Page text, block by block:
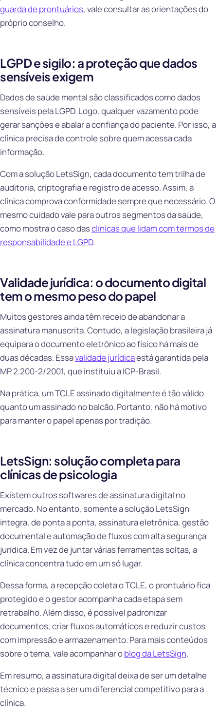
guarda de prontuários, vale consultar as orientações do
próprio conselho.
LGPD e sigilo: a proteção que dados
sensíveis exigem
Dados de saúde mental são classificados como dados
sensíveis pela LGPD. Logo, qualquer vazamento pode
gerar sanções e abalar a confiança do paciente. Por isso, a
clínica precisa de controle sobre quem acessa cada
informação.
Com a solução LetsSign, cada documento tem trilha de
auditoria, criptografia e registro de acesso. Assim, a
clínica comprova conformidade sempre que necessário. O
mesmo cuidado vale para outros segmentos da saúde,
como mostra o caso dasclínicas que lidam com termos de
responsabilidade e LGPD.
Validade jurídica: o documento digital
tem o mesmo peso do papel
Muitos gestores ainda têm receio de abandonar a
assinatura manuscrita. Contudo, a legislação brasileira já
equipara o documento eletrônico ao físico há mais de
duas décadas. Essavalidade jurídicaestá garantida pela
MP 2.200-2/2001, que instituiu a ICP-Brasil.
Na prática, um TCLE assinado digitalmente é tão válido
quanto um assinado no balcão. Portanto, não há motivo
para manter o papel apenas por tradição.
LetsSign: solução completa para
clínicas de psicologia
Existem outros softwares de assinatura digital no
mercado. No entanto, somente a solução LetsSign
integra, de ponta a ponta, assinatura eletrônica, gestão
documental e automação de fluxos com alta segurança
jurídica. Em vez de juntar várias ferramentas soltas, a
clínica concentra tudo em um só lugar.
Dessa forma, a recepção coleta o TCLE, o prontuário fica
protegido e o gestor acompanha cada etapa sem
retrabalho. Além disso, é possível padronizar
documentos, criar fluxos automáticos e reduzir custos
com impressão e armazenamento. Para mais conteúdos
sobre o tema, vale acompanhar oblog da LetsSign.
Em resumo, a assinatura digital deixa de ser um detalhe
técnico e passa a ser um diferencial competitivo para a
clínica.